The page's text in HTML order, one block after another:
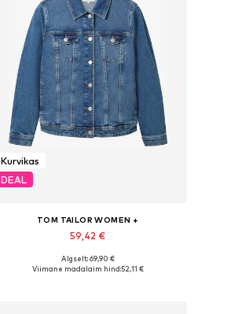
Kurvikas
DEAL
TOM TAILOR WOMEN +
59,42 €
Algselt: 69,90 €
Viimane madalaim hind:52,11 €